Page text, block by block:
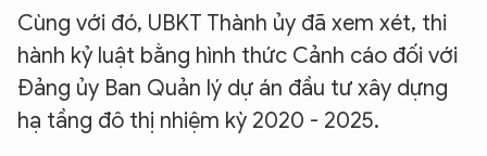
Cùng với đó, UBKT Thành ủy đã xem xét, thi
hành kỷ luật bằng hình thức Cảnh cáo đối với
Đảng ủy Ban Quản lý dự án đầu tư xây dựng
hạ tầng đô thị nhiệm kỳ 2020 - 2025.